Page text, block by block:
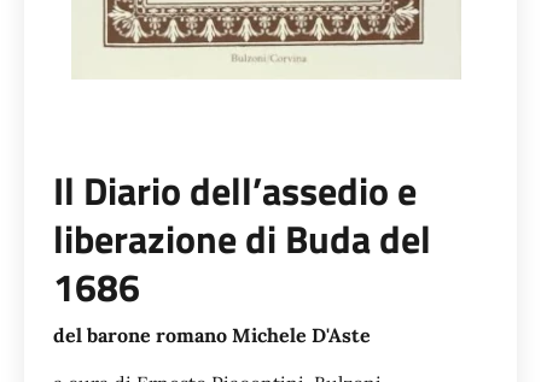
Il Diario dell’assedio e
liberazione di Buda del
1686
del barone romano Michele D'Aste